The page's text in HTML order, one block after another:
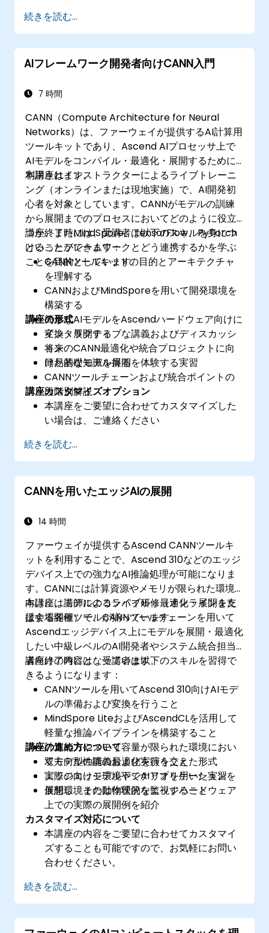
続きを読む...
AIフレームワーク開発者向けCANN入門
7 時間
CANN（Compute Architecture for Neural
Networks）は、ファーウェイが提供するAI計算用
ツールキットであり、Ascend AIプロセッサ上で
AIモデルをコンパイル・最適化・展開するために
利用されます。
本講座はインストラクターによるライブトレーニ
ング（オンラインまたは現地実施）で、AI開発初
心者を対象としています。CANNがモデルの訓練
から展開までのプロセスにおいてどのように役立
つか、またMindSpore、TensorFlow、PyTorch
といったフレームワークとどう連携するかを学ぶ
ことを目的としています。
講座終了時には、受講者は以下のスキルを身につ
けることができます：
CANNツールキットの目的とアーキテクチャ
を理解する
CANNおよびMindSporeを用いて開発環境を
構築する
簡単なAIモデルをAscendハードウェア向けに
変換・展開する
​将来のCANN最適化や統合プロジェクトに向
けた基礎知識を得る
講座の形式
インタラクティブな講義およびディスカッシ
ョン
簡易的なモデル展開を体験する実習
CANNツールチェーンおよび統合ポイントの
段階別解説
講座カスタマイズオプション
本講座をご要望に合わせてカスタマイズした
い場合は、ご連絡ください
続きを読む...
CANNを用いたエッジAIの展開
14 時間
ファーウェイが提供するAscend CANNツールキ
ットを利用することで、Ascend 310などのエッジ
デバイス上での強力なAI推論処理が可能になりま
す。CANNには計算資源やメモリが限られた環境
向けに、モデルのコンパイル・最適化・展開を支
援する各種ツールが揃っています。
本講座は講師によるライブ研修（オンラインまた
は会場開催）で、CANNツールチェーンを用いて
Ascendエッジデバイス上にモデルを展開・最適化
したい中級レベルのAI開発者やシステム統合担当
者向けの内容となっています。
講座終了時には、受講者は以下のスキルを習得で
きるようになります：
CANNツールを用いてAscend 310向けAIモデ
ルの準備および変換を行うこと
MindSpore LiteおよびAscendCLを活用して
軽量な推論パイプラインを構築すること
計算能力やメモリ容量が限られた環境におい
てモデル性能の最適化を行うこと
実際のエッジ環境下でAIアプリケーションを
展開し、その動作状況を監視すること
講座の進め方について
双方向型の講義および実演を交えた形式
エッジ向けモデルやシナリオを用いた実習
仮想環境または物理的なエッジハードウェア
上での実際の展開例を紹介
カスタマイズ対応について
本講座の内容をご要望に合わせてカスタマイ
ズすることも可能ですので、お気軽にお問い
合わせください。
続きを読む...